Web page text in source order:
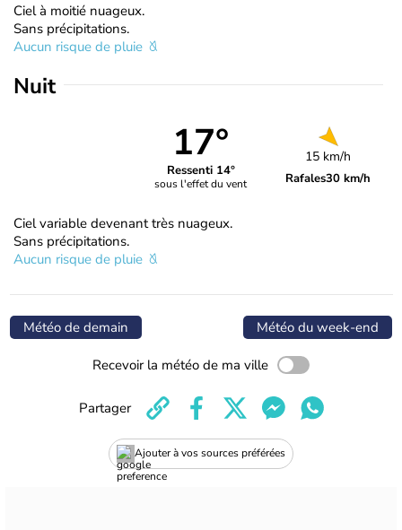
Ciel à moitié nuageux.
Sans précipitations.
Aucun risque de pluie
Nuit
17°
Ressenti 14°
sous l'effet du vent
15 km/h
Rafales30 km/h
Ciel variable devenant très nuageux.
Sans précipitations.
Aucun risque de pluie
Météo de demain Météo du week-end
Recevoir la météo de ma ville
Ajouter à vos sources préférées
Partager